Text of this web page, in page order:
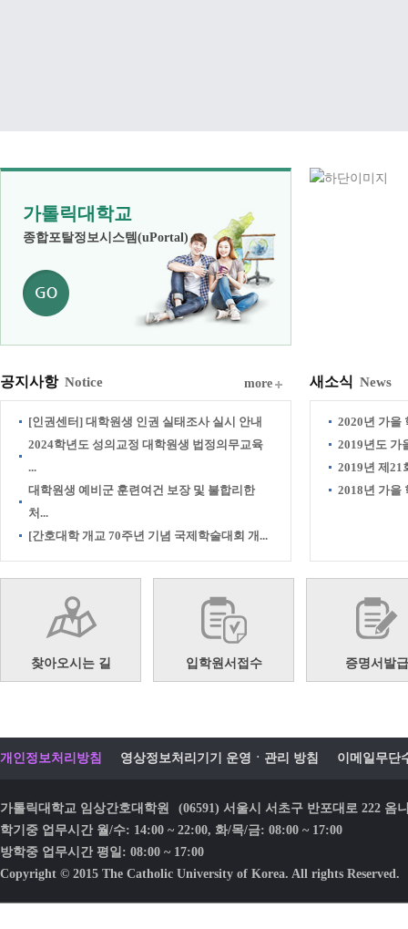
가톨릭대학교
종합포탈정보시스템(uPortal)
공지사항 Notice
[인권센터] 대학원생 인권 실태조사 실시 안내
2024학년도 성의교정 대학원생 법정의무교육
...
대학원생 예비군 훈련여건 보장 및 불합리한
처...
[간호대학 개교 70주년 기념 국제학술대회 개...
more 새소식 News
2020년 가을
2019년도 가
2019년 제21
2018년 가을
찾아오시는 길 입학원서접수 증명서발급
개인정보처리방침 영상정보처리기기 운영ㆍ관리 방침 이메일무단
가톨릭대학교 임상간호대학원
(06591) 서울시 서초구 반포대로 222
학기중 업무시간 월/수: 14:00 ~ 22:00, 화/목/금: 08:00 ~ 17:00
방학중 업무시간 평일: 08:00 ~ 17:00
Copyright © 2015 The Catholic University of Korea. All rights Reserved.